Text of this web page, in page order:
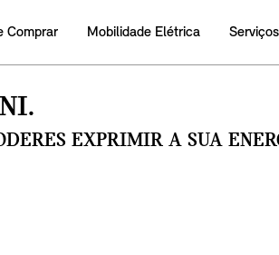
Comprar Mobilidade Elétrica
EXPRIMIR A SUA